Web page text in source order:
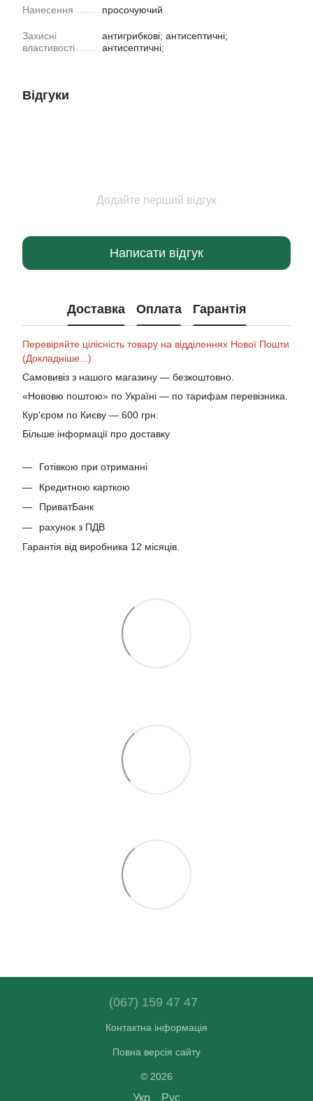
Нанесення просочуючий
Захисні
властивості
антигрибкові; антисептичні;
антисептичні;
Відгуки
Додайте перший відгук
Написати відгук
Доставка Оплата Гарантія
Перевіряйте цілісність товару на відділеннях Нової Пошти
(Докладніше...)
Самовивіз з нашого магазину — безкоштовно.
«Нововю поштою» по Україні — по тарифам перевізника.
Кур'єром по Києву — 600 грн.
Більше інформації про доставку
Готівкою при отриманні
Кредитною карткою
ПриватБанк
рахунок з ПДВ
Гарантія від виробника 12 місяців.
(067) 159 47 47
Контактна інформація
Повна версія сайту
© 2026
Укр Рус